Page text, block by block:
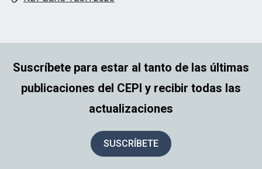
Suscríbete para estar al tanto de las últimas
publicaciones del CEPI y recibir todas las
actualizaciones
SUSCRÍBETE